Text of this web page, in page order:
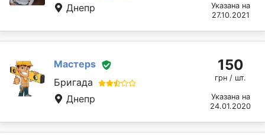
Днепр
Указана на
27.10.2021
Мастерs
Бригада
Днепр
150
грн / шт.
Указана на
24.01.2020